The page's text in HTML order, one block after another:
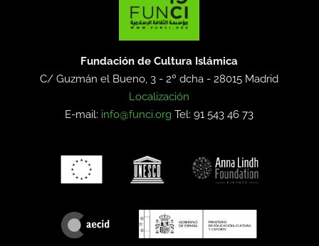
Fundación de Cultura Islámica
C/ Guzmán el Bueno, 3 - 2º dcha -28015 Madrid
Localización
E-mail: info@funci.org Tel: 91 543 46 73